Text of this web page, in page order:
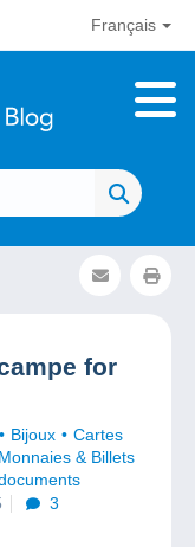
Français
for
Bijoux
Cartes
Monnaies & Billets
3